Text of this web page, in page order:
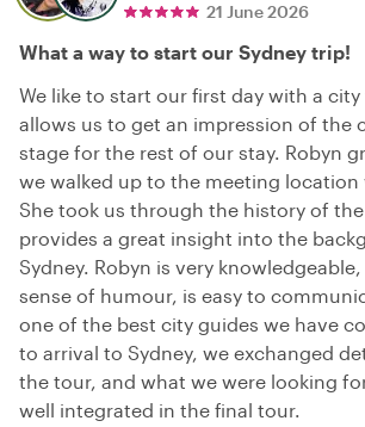
21 June 2026
What a way to start our Sydney trip!
We like to start our first day with a
allows us to get an impression of the
stage for the rest of our stay. Robyn
we walked up to the meeting location
She took us through the history of
provides a great insight into the
Sydney. Robyn is very
sense of humour, is easy to
one of the best city guides we have
to arrival to Sydney, we exchanged
the tour, and what we were looking
well integrated in the final tour.